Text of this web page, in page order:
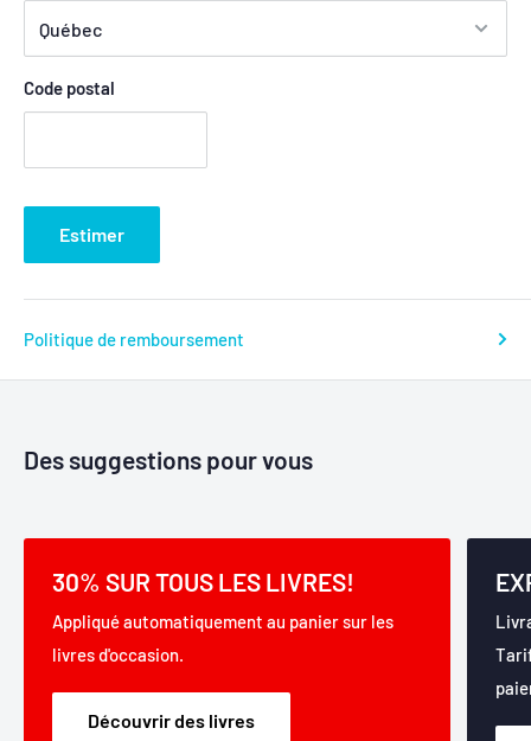
Code postal
Estimer
Politique de remboursement
Des suggestions pour vous
30% SUR TOUS LES LIVRES!
Appliqué automatiquement au panier sur les
livres d'occasion.
Découvrir des livres